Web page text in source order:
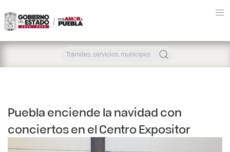
Puebla enciende la navidad con
conciertos en el Centro Expositor